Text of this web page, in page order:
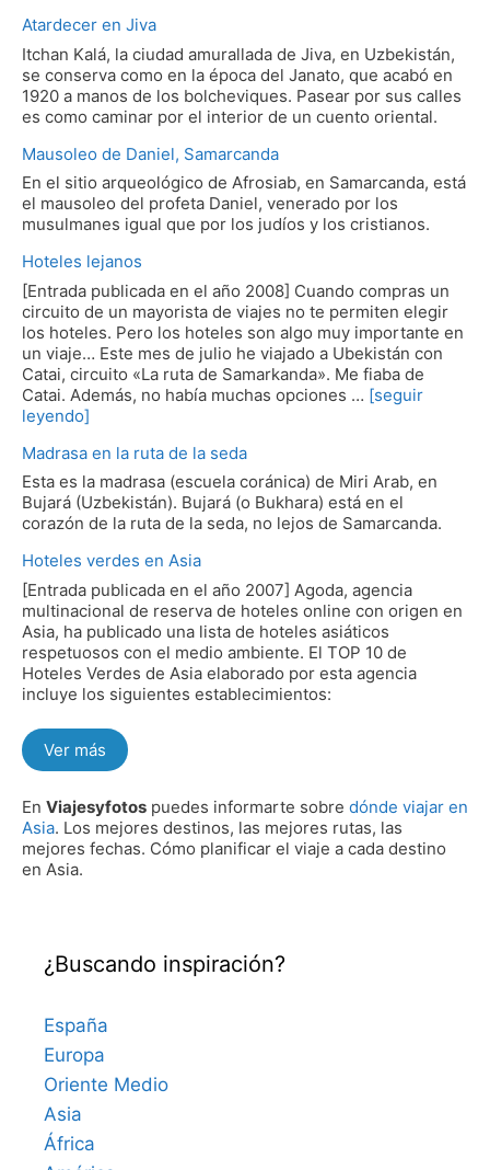
Atardecer en Jiva
Itchan Kalá, la ciudad amurallada de Jiva, en Uzbekistán,
se conserva como en la época del Janato, que acabó en
1920 a manos de los bolcheviques. Pasear por sus calles
es como caminar por el interior de un cuento oriental.
Mausoleo de Daniel, Samarcanda
En el sitio arqueológico de Afrosiab, en Samarcanda, está
el mausoleo del profeta Daniel, venerado por los
musulmanes igual que por los judíos y los cristianos.
Hoteles lejanos
[Entrada publicada en el año 2008] Cuando compras un
circuito de un mayorista de viajes no te permiten elegir
los hoteles. Pero los hoteles son algo muy importante en
un viaje… Este mes de julio he viajado a Ubekistán con
Catai, circuito «La ruta de Samarkanda». Me fiaba de
Catai. Además, no había muchas opciones … [seguir
leyendo]
Madrasa en la ruta de la seda
Esta es la madrasa (escuela coránica) de Miri Arab, en
Bujará (Uzbekistán). Bujará (o Bukhara) está en el
corazón de la ruta de la seda, no lejos de Samarcanda.
Hoteles verdes en Asia
[Entrada publicada en el año 2007] Agoda, agencia
multinacional de reserva de hoteles online con origen en
Asia, ha publicado una lista de hoteles asiáticos
respetuosos con el medio ambiente. El TOP 10 de
Hoteles Verdes de Asia elaborado por esta agencia
incluye los siguientes establecimientos:
Ver más
En Viajesyfotos puedes informarte sobre dónde viajar en
Asia. Los mejores destinos, las mejores rutas, las
mejores fechas. Cómo planificar el viaje a cada destino
en Asia.
¿Buscando inspiración?
España
Europa
Oriente Medio
Asia
África